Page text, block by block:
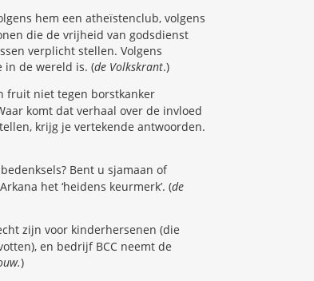
hem een atheïstenclub, volgens
die de vrijheid van godsdienst
verplicht stellen. Volgens
in de wereld is. (de Volkskrant.)
fruit niet tegen borstkanker
komt dat verhaal over de invloed
krijg je vertekende antwoorden.
Bent u sjamaan of
het ‘heidens keurmerk’. (de
zijn voor kinderhersenen (die
en bedrijf BCC neemt de
)